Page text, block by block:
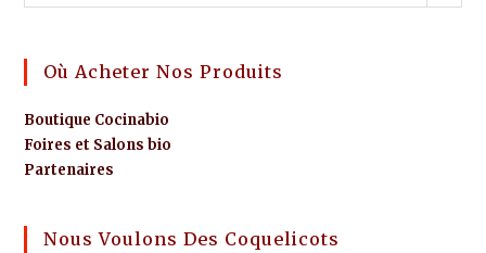
Où Acheter Nos Produits
Boutique Cocinabio
Foires et Salons bio
Partenaires
Nous Voulons Des Coquelicots